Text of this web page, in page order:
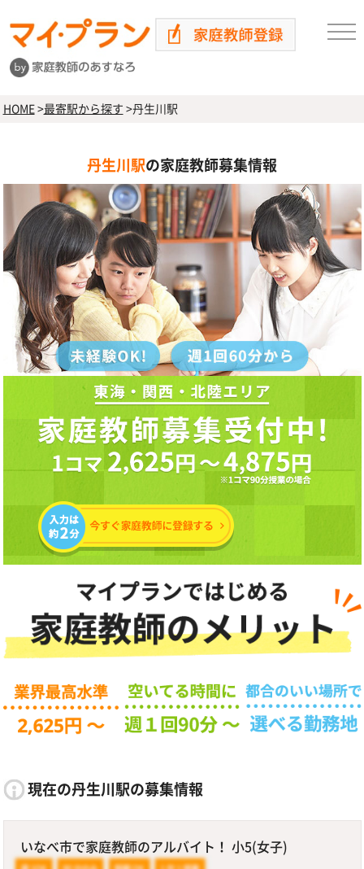
HOME>最寄駅から探す >丹生川駅
丹生川駅の家庭教師募集情報
現在の丹生川駅の募集情報
いなべ市で家庭教師のアルバイト！ 小5(女子)